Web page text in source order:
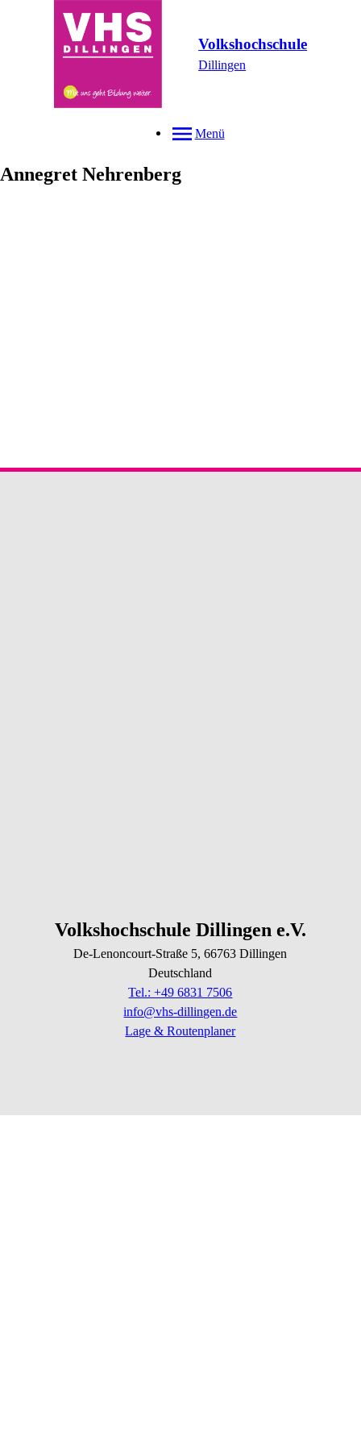
Volkshochschule
Dillingen
Menü
Annegret Nehrenberg
Volkshochschule Dillingen e.V.
De-Lenoncourt-Straße 5, 66763Dillingen
Deutschland
Tel.: +49 6831 7506
info@vhs-dillingen.de
Lage & Routenplaner